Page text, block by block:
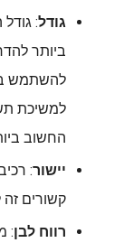
גודל:
ביותר
להשתמש
למשיכת
החשוב
יישור:
קשורים זה
רווח לבן: